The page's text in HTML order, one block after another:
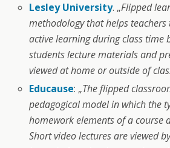
Lesley University. „Flipped
methodology that helps
active learning during class time
students lecture materials and
viewed at home or outside of
Educause: „The flipped
pedagogical model in which the
homework elements of a course
Short video lectures are viewed